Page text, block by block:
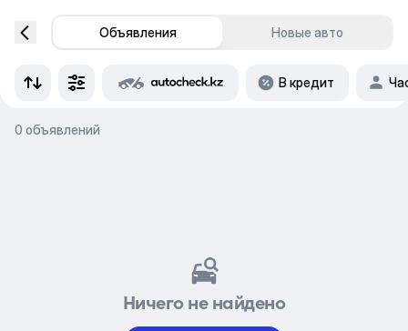
Объявления Новые авто
В кредит
0 объявлений
Ничего не найдено